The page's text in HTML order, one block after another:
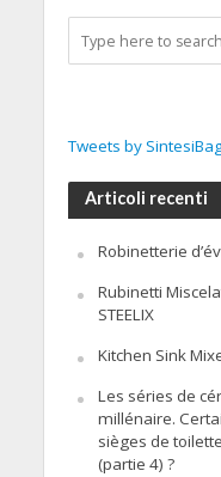
Tweets by
Articoli recenti
Robinetterie
Rubinetti
STEELIX
Kitchen Sink
Les séries de
millénaire.
sièges de
(partie 4) ?